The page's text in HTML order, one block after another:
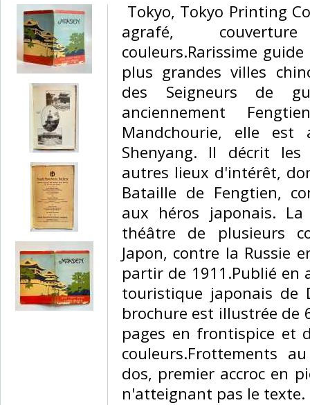
Tokyo, Tokyo Printing
agrafé,
couleurs.Rarissime
plus grandes villes
des Seigneurs de
anciennement
Mandchourie, elle est
Shenyang. Il décrit
autres lieux d'intérêt,
Bataille de Fengtien,
aux héros japonais.
théâtre de plusieurs
Japon, contre la Russie
partir de 1911.Publié en
touristique japonais de
brochure est illustrée de
pages en frontispice et
couleurs.Frottements
dos, premier accroc en
n'atteignant pas le texte. ‎